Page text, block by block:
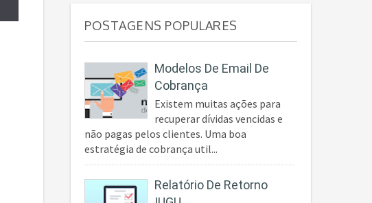
POSTAGENS POPULARES
Modelos De Email De
Cobrança
Existem muitas ações para
recuperar dívidas vencidas e
não pagas pelos clientes. Uma boa
estratégia de cobrança util...
Relatório De Retorno